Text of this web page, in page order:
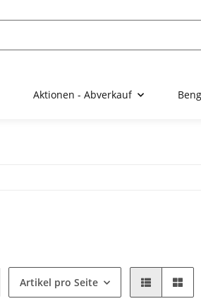
Aktionen - Abverkauf
Artikel pro Seite